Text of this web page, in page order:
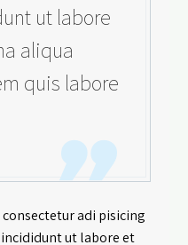
ut labore
aliqua
quis labore
adi pisicing
ut labore et